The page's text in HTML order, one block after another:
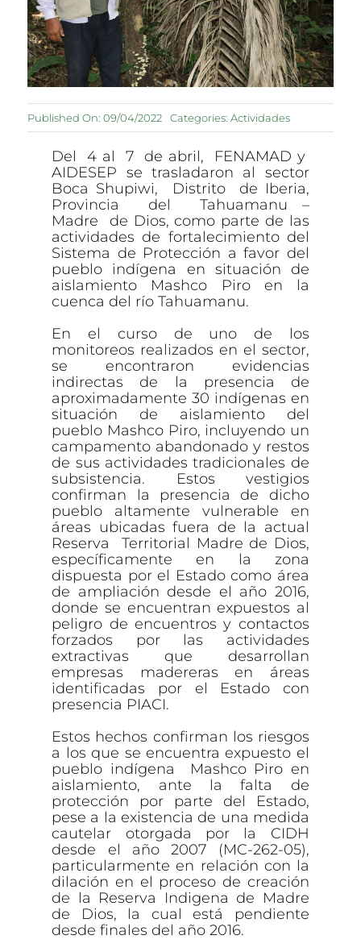
Published On: 09/04/2022 Categories:Actividades
Del 4 al 7 de abril, FENAMAD y
AIDESEP se trasladaron al sector
Boca Shupiwi, Distrito de Iberia,
Provincia del Tahuamanu –
Madre de Dios, como parte de las
actividades de fortalecimiento del
Sistema de Protección a favor del
pueblo indígena en situación de
aislamiento Mashco Piro en la
cuenca del río Tahuamanu.
En el curso de uno de los
monitoreos realizados en el sector,
se encontraron evidencias
indirectas de la presencia de
aproximadamente 30 indígenas en
situación de aislamiento del
pueblo Mashco Piro, incluyendo un
campamento abandonado y restos
de sus actividades tradicionales de
subsistencia. Estos vestigios
confirman la presencia de dicho
pueblo altamente vulnerable en
áreas ubicadas fuera de la actual
Reserva Territorial Madre de Dios,
específicamente en la zona
dispuesta por el Estado como área
de ampliación desde el año 2016,
donde se encuentran expuestos al
peligro de encuentros y contactos
forzados por las actividades
extractivas que desarrollan
empresas madereras en áreas
identificadas por el Estado con
presencia PIACI.
Estos hechos confirman los riesgos
a los que se encuentra expuesto el
pueblo indígena Mashco Piro en
aislamiento, ante la falta de
protección por parte del Estado,
pese a la existencia de una medida
cautelar otorgada por la CIDH
desde el año 2007 (MC-262-05),
particularmente en relación con la
dilación en el proceso de creación
de la Reserva Indigena de Madre
de Dios, la cual está pendiente
desde finales del año 2016.